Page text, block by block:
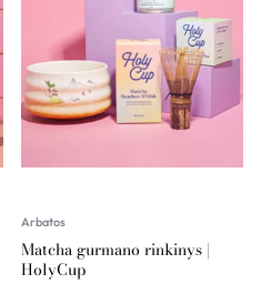
Arbatos
Matcha gurmano rinkinys |
HolyCup